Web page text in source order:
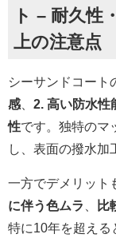
ト – 耐久性
上の注意点
シーサンドコート
感
2. 高い防水性
性です。独特のマ
し、表面の撥水加
一方でデメリット
に伴う色ムラ
比
特に10年を超える